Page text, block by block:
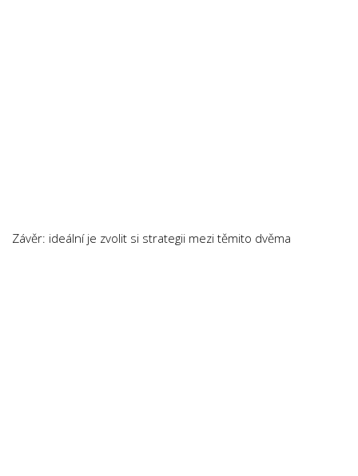
Závěr: ideální je zvolit si strategii mezi těmito dvěma